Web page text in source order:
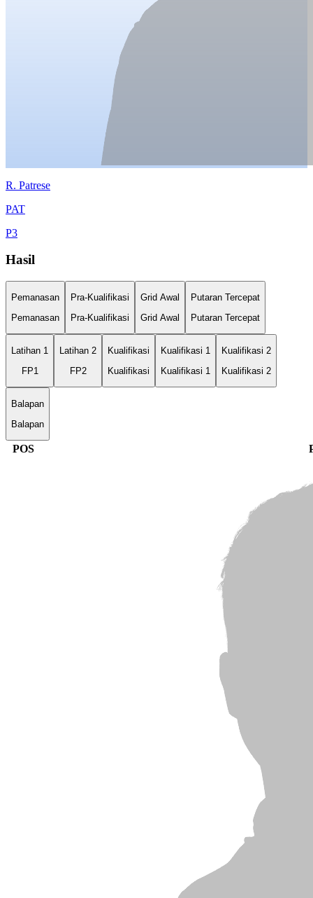
R. Patrese
PAT
P3
Hasil
Pemanasan
Pemanasan
Pra-Kualifikasi
Pra-Kualifikasi
Grid Awal
Grid Awal
Putaran Tercepat
Putaran Tercepat
Latihan 1
FP1
Latihan 2
FP2
Kualifikasi
Kualifikasi
Kualifikasi 1
Kualifikasi 1
Kualifikasi 2
Kualifikasi 2
Balapan
Balapan
POS